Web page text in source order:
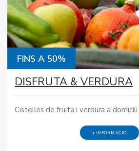
FINS A 50%
DISFRUTA & VERDURA
Cistelles de fruita i verdura a domicili.
+ INFORMACIÓ